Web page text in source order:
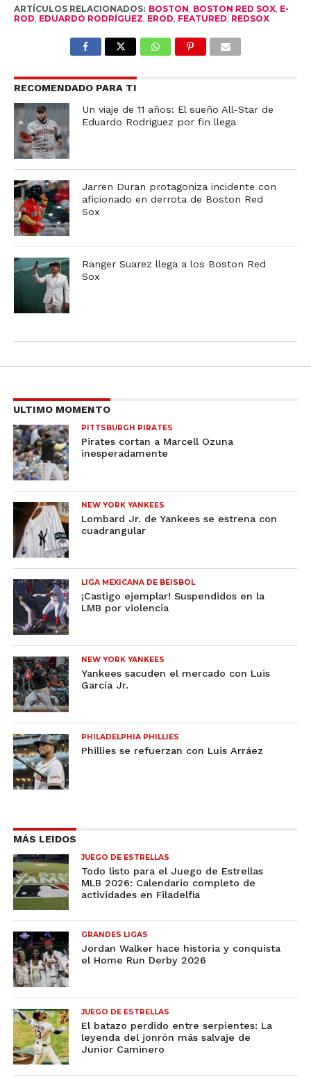
ARTÍCULOS RELACIONADOS: BOSTON, BOSTON RED SOX, E-
ROD, EDUARDO RODRÍGUEZ, EROD, FEATURED, REDSOX
RECOMENDADO PARA TI
Un viaje de 11 años: El sueño All-Star de
Eduardo Rodriguez por fin llega
Jarren Duran protagoniza incidente con
aficionado en derrota de Boston Red
Sox
Ranger Suarez llega a los Boston Red
Sox
ULTIMO MOMENTO
PITTSBURGH PIRATES
Pirates cortan a Marcell Ozuna
inesperadamente
NEW YORK YANKEES
Lombard Jr. de Yankees se estrena con
cuadrangular
LIGA MEXICANA DE BEISBOL
¡Castigo ejemplar! Suspendidos en la
LMB por violencia
NEW YORK YANKEES
Yankees sacuden el mercado con Luis
García Jr.
PHILADELPHIA PHILLIES
Phillies se refuerzan con Luis Arráez
MÁS LEIDOS
JUEGO DE ESTRELLAS
Todo listo para el Juego de Estrellas
MLB 2026: Calendario completo de
actividades en Filadelfia
GRANDES LIGAS
Jordan Walker hace historia y conquista
el Home Run Derby 2026
JUEGO DE ESTRELLAS
El batazo perdido entre serpientes: La
leyenda del jonrón más salvaje de
Junior Caminero